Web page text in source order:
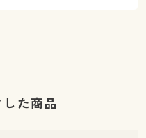
た商品